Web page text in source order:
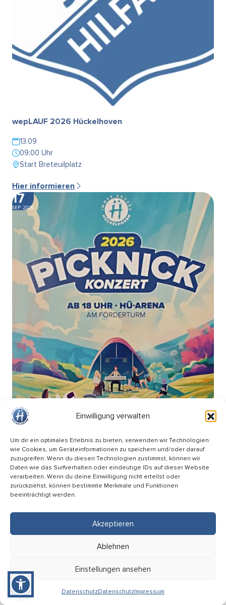
Einwilligung verwalten
Um dir ein optimales Erlebnis zu bieten, verwenden wir Technologien
wie Cookies, um Geräteinformationen zu speichern und/oder darauf
zuzugreifen. Wenn du diesen Technologien zustimmst, können wir
Daten wie das Surfverhalten oder eindeutige IDs auf dieser Website
verarbeiten. Wenn du deine Einwilligung nicht erteilst oder
zurückziehst, können bestimmte Merkmale und Funktionen
beeinträchtigt werden.
Akzeptieren
Ablehnen
Einstellungen ansehen
DatenschutzDatenschutzImpressum
wepLAUF 2026 Hückelhoven
13.09
09:00 Uhr
Start Breteuilplatz
Hier informieren
17
SEP. 2026
Picknick Konzert – Mitsing-Konzert mit den
HÜ-Arena am Förderturm
Eintritt: Frei